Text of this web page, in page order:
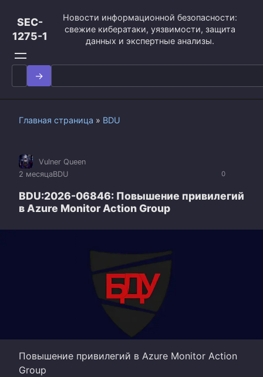
контенту
SEC-
1275-1
Новости информационной безопасности:
свежие кибератаки, уязвимости, защита
данных и экспертные анализы.
Search
for:
Главная страница » BDU
0
Vulner Queen
2 месяцаBDU
BDU:2026-06846: Повышение привилегий
в Azure Monitor Action Group
Повышение привилегий в Azure Monitor Action
Group